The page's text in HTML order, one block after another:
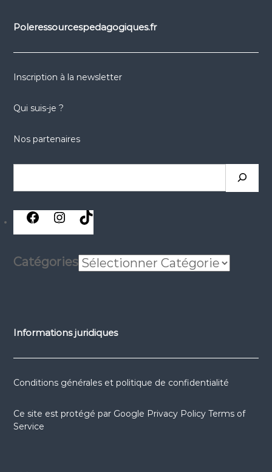
Poleressourcespedagogiques.fr
Inscription à la newsletter
Qui suis-je ?
Nos partenaires
réseaux réseaux
sociaux
réseaux
Catégories
Informations juridiques
Conditions générales et politique de confidentialité
Ce site est protégé par Google Privacy Policy Terms of
Service